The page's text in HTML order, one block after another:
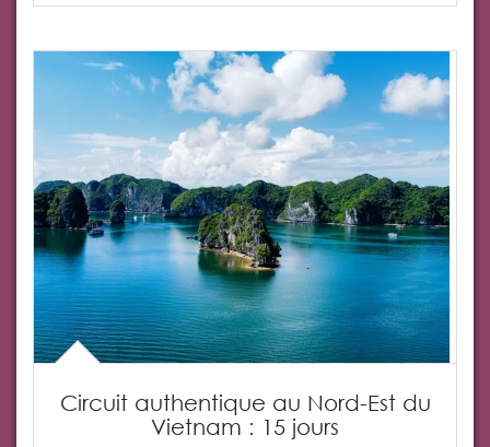
Circuit authentique au Nord-Est du
Vietnam : 15 jours